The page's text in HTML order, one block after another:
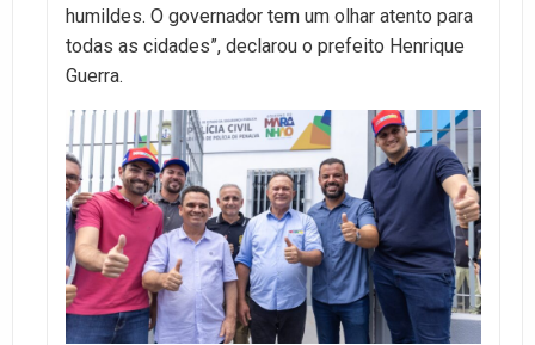
humildes. O governador tem um olhar atento para
todas as cidades”, declarou o prefeito Henrique
Guerra.